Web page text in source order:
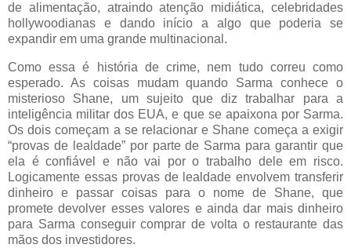
de alimentação, atraindo atenção midiática, celebridades
hollywoodianas e dando início a algo que poderia se
expandir em uma grande multinacional.
Como essa é história de crime, nem tudo correu como
esperado. As coisas mudam quando Sarma conhece o
misterioso Shane, um sujeito que diz trabalhar para a
inteligência militar dos EUA, e que se apaixona por Sarma.
Os dois começam a se relacionar e Shane começa a exigir
“provas de lealdade” por parte de Sarma para garantir que
ela é confiável e não vai por o trabalho dele em risco.
Logicamente essas provas de lealdade envolvem transferir
dinheiro e passar coisas para o nome de Shane, que
promete devolver esses valores e ainda dar mais dinheiro
para Sarma conseguir comprar de volta o restaurante das
mãos dos investidores.